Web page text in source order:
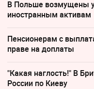
В Польше возмущены
иностранным активам
Пенсионерам с
праве на доплаты
"Какая наглость!" В
России по Киеву